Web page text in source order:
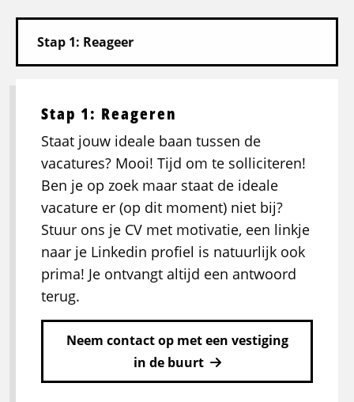
Stap 1: Reageren
Staat jouw ideale baan tussen de
vacatures? Mooi! Tijd om te solliciteren!
Ben je op zoek maar staat de ideale
vacature er (op dit moment) niet bij?
Stuur ons je CV met motivatie, een linkje
naar je Linkedin profiel is natuurlijk ook
prima! Je ontvangt altijd een antwoord
terug.
Neem contact op met een vestiging
in de buurt